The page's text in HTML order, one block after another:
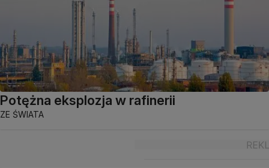
Potężna eksplozja w rafinerii
ZE ŚWIATA